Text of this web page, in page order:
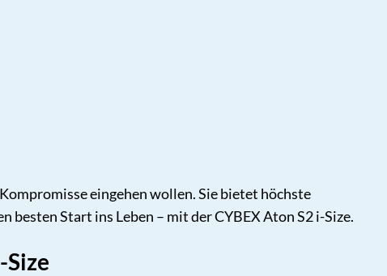
eingehen wollen. Sie bietet höchste
Start ins Leben – mit der CYBEX Aton S2 i-Size.
Size